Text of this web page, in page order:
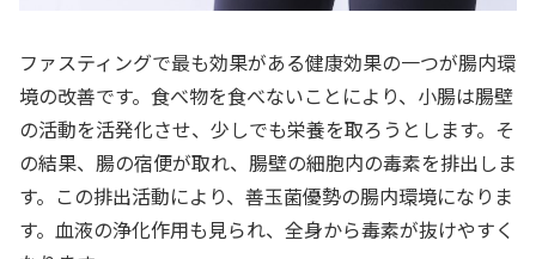
ファスティングで最も効果がある健康効果の一つが腸内環
境の改善です。食べ物を食べないことにより、小腸は腸壁
の活動を活発化させ、少しでも栄養を取ろうとします。そ
の結果、腸の宿便が取れ、腸壁の細胞内の毒素を排出しま
す。この排出活動により、善玉菌優勢の腸内環境になりま
す。血液の浄化作用も見られ、全身から毒素が抜けやすく